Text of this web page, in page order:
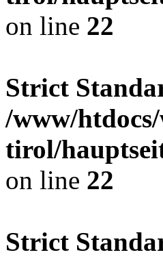
on line 22
Strict
/www/
tirol/
on line 22
Strict